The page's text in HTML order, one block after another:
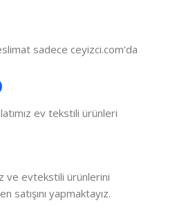
sadece ceyizci.com'da
ev tekstili ürünleri
ve evtekstili ürünlerini
satışını yapmaktayız.